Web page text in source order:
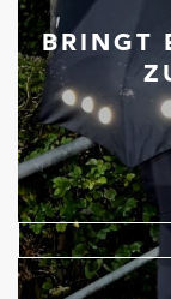
BRINGT